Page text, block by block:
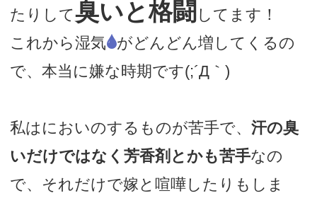
たりして臭いと格闘 してます！
これから湿気🌢がどんどん増してくるの
で、本当に嫌な時期です(;´Д｀)
私はにおいのするものが苦手で、 汗の臭
いだけではなく芳香剤とかも苦手なの
で、それだけで嫁と喧嘩したりもしま